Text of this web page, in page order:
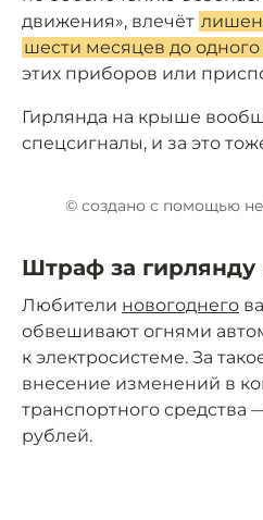
движения», влечёт
шести месяцев до
этих приборов или
Гирлянда на крыше
спецсигналы, и за это
© cоздано с помощью
Штраф за
Любители новогоднего
обвешивают огнями
к электросистеме. За
внесение изменений в
транспортного
рублей.